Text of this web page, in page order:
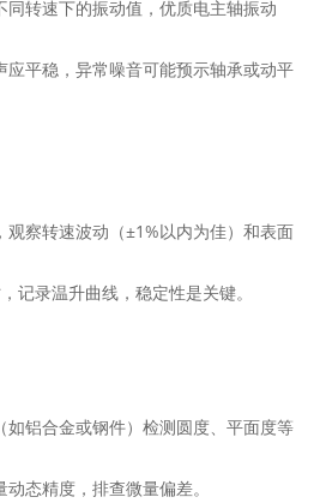
转速下的振动值，优质电主轴振动
应平稳，异常噪音可能预示轴承或动平
察转速波动（±1%以内为佳）和表面
记录温升曲线，稳定性是关键。
如铝合金或钢件）检测圆度、平面度等
态精度，排查微量偏差。